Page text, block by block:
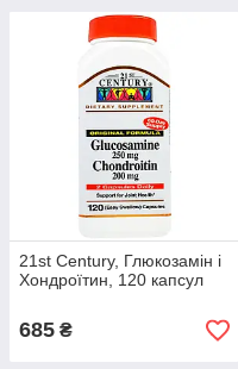
21st Century, Глюкозамін і
Хондроїтин, 120 капсул
685 ₴